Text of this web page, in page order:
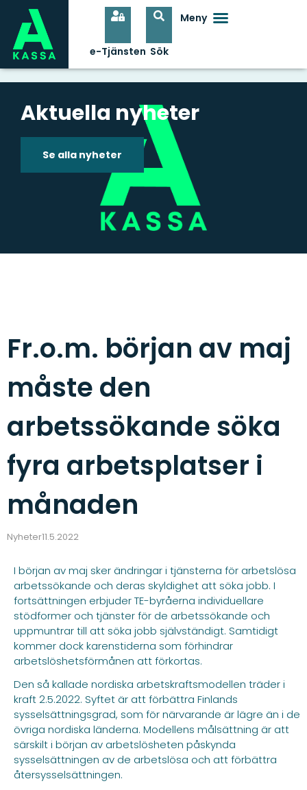
Aktuella nyheter
Se alla nyheter
Fr.o.m. början av maj
måste den
arbetssökande söka
fyra arbetsplatser i
månaden
Nyheter11.5.2022
I början av maj sker ändringar i tjänsterna för arbetslösa
arbetssökande och deras skyldighet att söka jobb. I
fortsättningen erbjuder TE-byråerna individuellare
stödformer och tjänster för de arbetssökande och
uppmuntrar till att söka jobb självständigt. Samtidigt
kommer dock karenstiderna som förhindrar
arbetslöshetsförmånen att förkortas.
Den så kallade nordiska arbetskraftsmodellen träder i
kraft 2.5.2022. Syftet är att förbättra Finlands
sysselsättningsgrad, som för närvarande är lägre än i de
övriga nordiska länderna. Modellens målsättning är att
särskilt i början av arbetslösheten påskynda
sysselsättningen av de arbetslösa och att förbättra
återsysselsättningen.